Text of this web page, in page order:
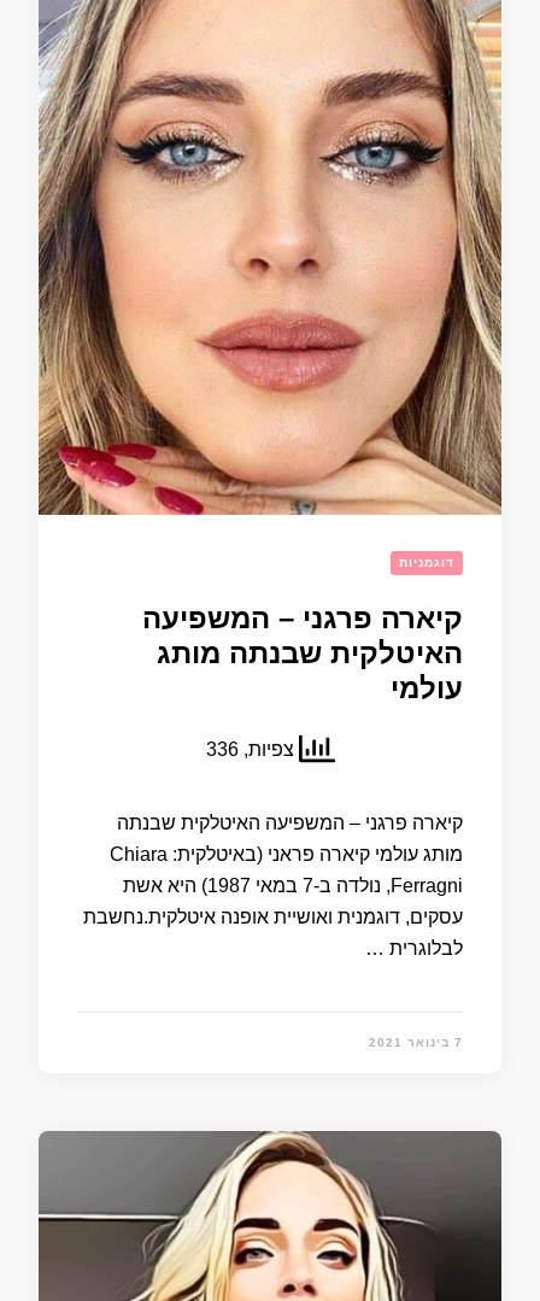
דוגמניות
קיארה פרגני – המשפיעה
האיטלקית שבנתה מותג
עולמי
צפיות, 336
קיארה פרגני – המשפיעה האיטלקית שבנתה
מותג עולמי קיארה פראני (באיטלקית: Chiara
Ferragni, נולדה ב-7 במאי 1987) היא אשת
עסקים, דוגמנית ואושיית אופנה איטלקית.נחשבת
לבלוגרית …
7 בינואר 2021